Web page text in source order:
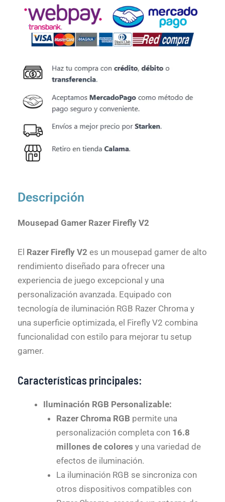
Descripción
Mousepad Gamer Razer Firefly V2
El Razer Firefly V2 es un mousepad gamer de alto
rendimiento diseñado para ofrecer una
experiencia de juego excepcional y una
personalización avanzada. Equipado con
tecnología de iluminación RGB Razer Chroma y
una superficie optimizada, el Firefly V2 combina
funcionalidad con estilo para mejorar tu setup
gamer.
Características principales:
Iluminación RGB Personalizable:
Razer Chroma RGB permite una
personalización completa con 16.8
millones de colores y una variedad de
efectos de iluminación.
La iluminación RGB se sincroniza con
otros dispositivos compatibles con